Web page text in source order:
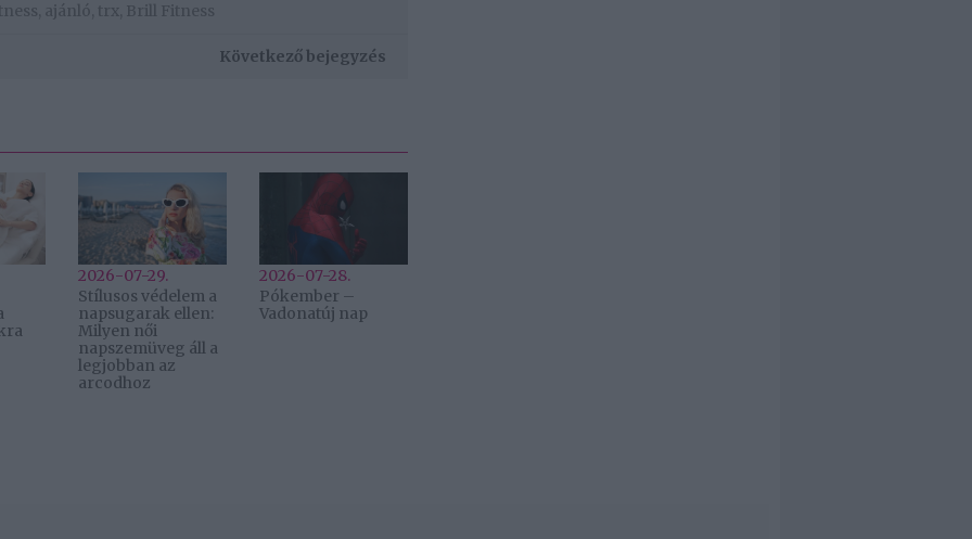
ajánló trx Brill Fitness
Következő bejegyzés
2026-07-29.
Stílusos védelem a
napsugarak ellen:
Milyen női
napszemüveg áll a
legjobban az
arcodhoz
2026-07-28.
Pókember –
Vadonatúj nap